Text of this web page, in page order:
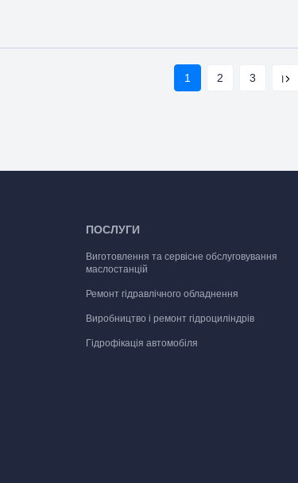
1 2 3
ПОСЛУГИ
Виготовлення та сервісне обслуговування
маслостанцій
Ремонт гідравлічного обладнення
Виробництво і ремонт гідроциліндрів
Гідрофікація автомобіля